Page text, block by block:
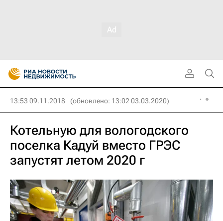
13:53 09.11.2018 (обновлено: 13:02 03.03.2020)
Котельную для вологодского
поселка Кадуй вместо ГРЭС
запустят летом 2020 г